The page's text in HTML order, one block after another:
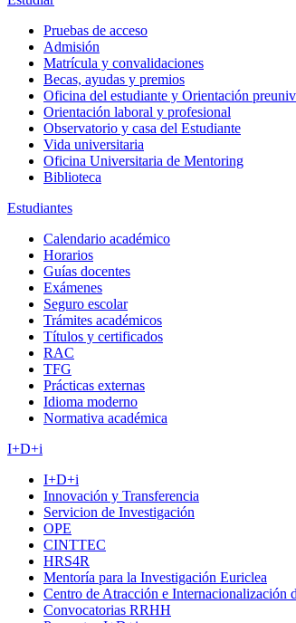
Pruebas de acceso
Admisión
Matrícula y convalidaciones
Becas, ayudas y premios
Oficina del estudiante y Orientación
Orientación laboral y profesional
Observatorio y casa del Estudiante
Vida universitaria
Oficina Universitaria de Mentoring
Biblioteca
Estudiantes
Calendario académico
Horarios
Guías docentes
Exámenes
Seguro escolar
Trámites académicos
Títulos y certificados
RAC
TFG
Prácticas externas
Idioma moderno
Normativa académica
I+D+i
I+D+i
Innovación y Transferencia
Servicion de Investigación
OPE
CINTTEC
HRS4R
Mentoría para la Investigación Euriclea
Centro de Atracción e
Convocatorias RRHH